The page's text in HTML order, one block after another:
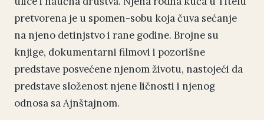
pretvorena je u spomen-sobu koja čuva sećanje
na njeno detinjstvo i rane godine. Brojne su
knjige, dokumentarni filmovi i pozorišne
predstave posvećene njenom životu, nastojeći da
predstave složenost njene ličnosti i njenog
odnosa sa Ajnštajnom.